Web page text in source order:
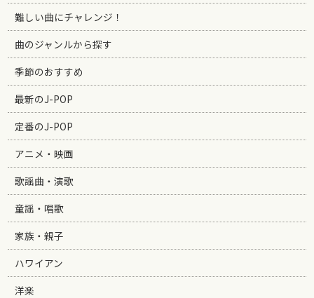
難しい曲にチャレンジ！
曲のジャンルから探す
季節のおすすめ
最新のJ-POP
定番のJ-POP
アニメ・映画
歌謡曲・演歌
童謡・唱歌
家族・親子
ハワイアン
洋楽